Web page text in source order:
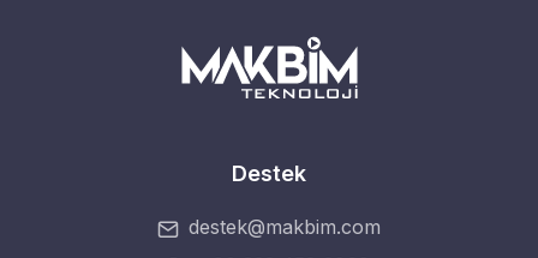
Destek
destek@makbim.com